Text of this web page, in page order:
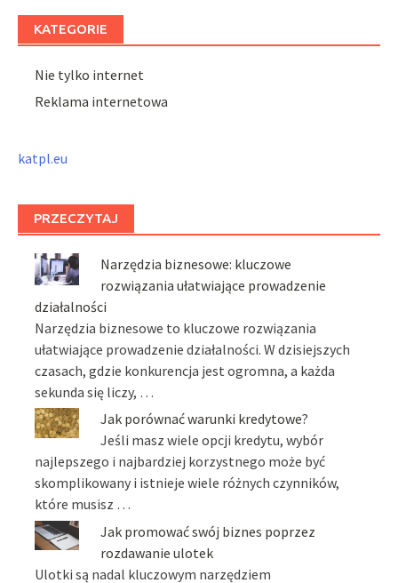
KATEGORIE
Nie tylko internet
Reklama internetowa
katpl.eu
PRZECZYTAJ
Narzędzia biznesowe: kluczowe
rozwiązania ułatwiające prowadzenie
działalności
Narzędzia biznesowe to kluczowe rozwiązania
ułatwiające prowadzenie działalności. W dzisiejszych
czasach, gdzie konkurencja jest ogromna, a każda
sekunda się liczy, …
Jak porównać warunki kredytowe?
Jeśli masz wiele opcji kredytu, wybór
najlepszego i najbardziej korzystnego może być
skomplikowany i istnieje wiele różnych czynników,
które musisz …
Jak promować swój biznes poprzez
rozdawanie ulotek
Ulotki są nadal kluczowym narzędziem